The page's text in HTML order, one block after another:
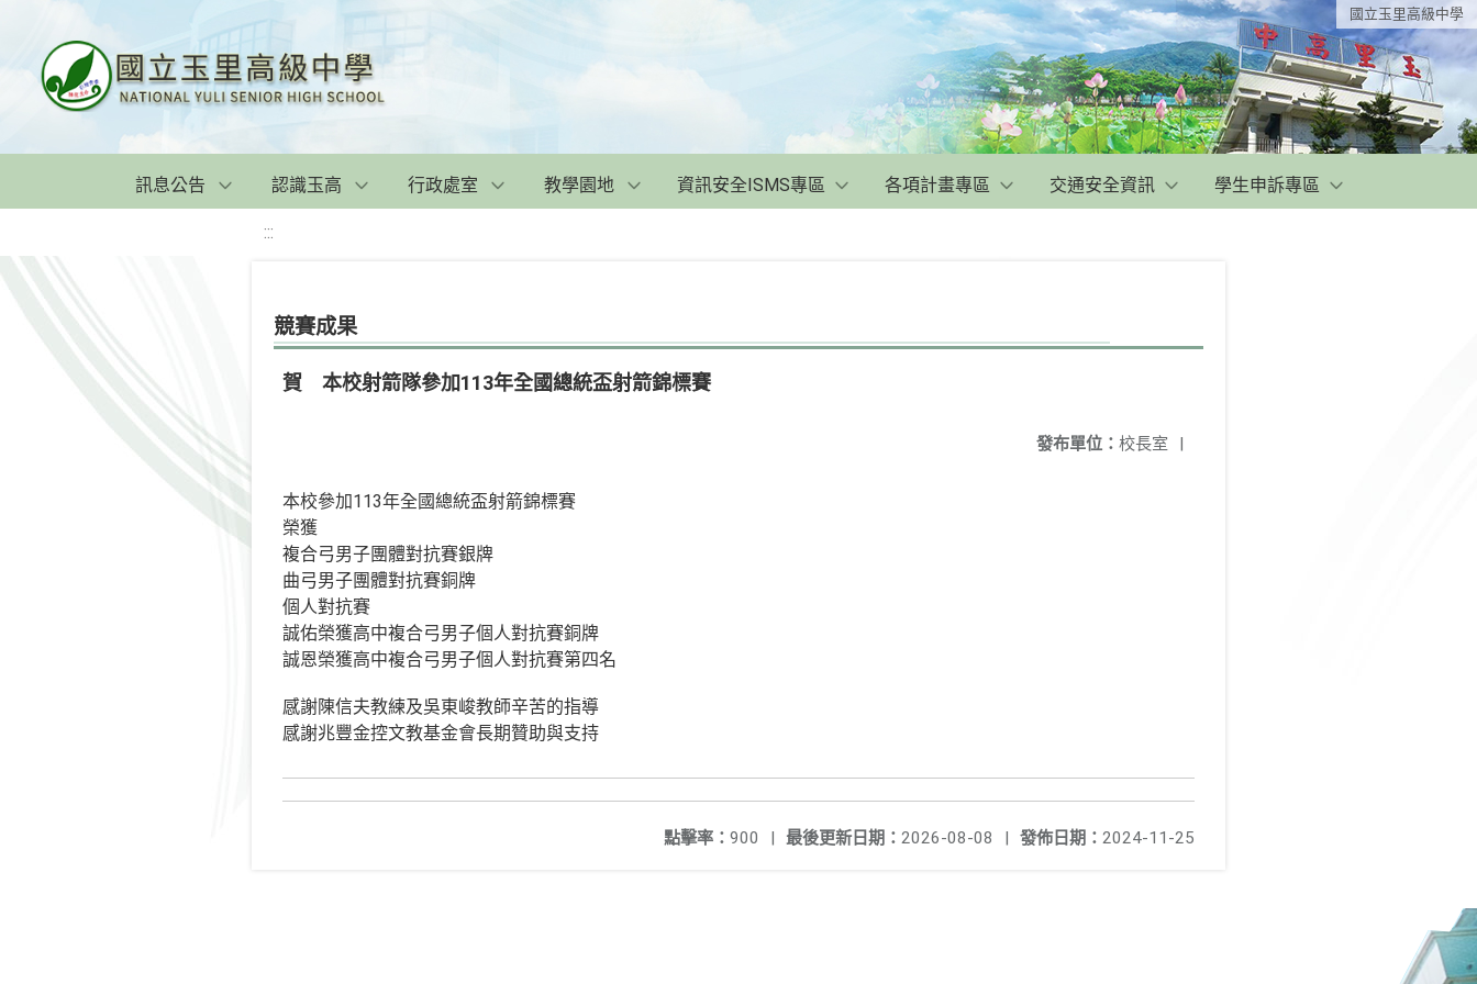
國立玉里高級中學
訊息公告 認識玉高 行政處室 教學園地 資訊安全ISMS專區 各項計畫專區 交通安全資訊 學生申訴專區
:::
競賽成果
賀 本校射箭隊參加113年全國總統盃射箭錦標賽
發布單位： 校長室 |
本校參加113年全國總統盃射箭錦標賽
榮獲
複合弓男子團體對抗賽銀牌
曲弓男子團體對抗賽銅牌
個人對抗賽
誠佑榮獲高中複合弓男子個人對抗賽銅牌
誠恩榮獲高中複合弓男子個人對抗賽第四名
感謝陳信夫教練及吳東峻教師辛苦的指導
感謝兆豐金控文教基金會長期贊助與支持
發佈日期： 2024-11-25
最後更新日期： 2026-08-08 |
點擊率： 900 |